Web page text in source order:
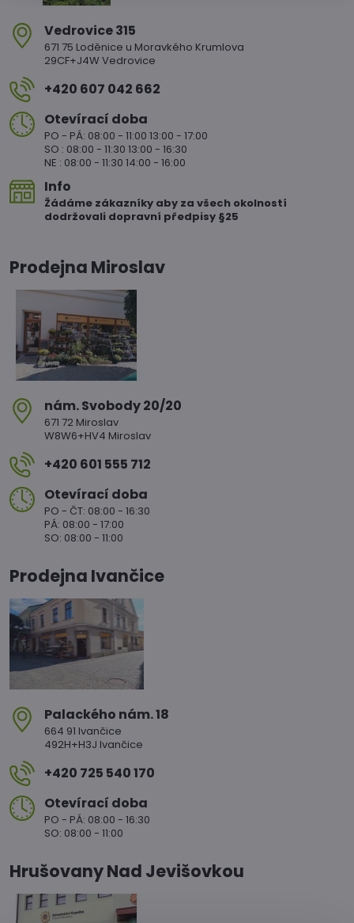
Vedrovice 315
671 75 Loděnice u Moravkého Krumlova
29CF+J4W Vedrovice
+420 607 042 662
Otevírací doba
PO - PÁ: 08:00 - 11:00 13:00 - 17:00
SO : 08:00 - 11:30 13:00 - 16:30
NE : 08:00 - 11:30 14:00 - 16:00
Info
Žádáme zákazníky aby za všech okolností
dodržovali dopravní předpisy §25
Prodejna Miroslav
nám​. Svobody 20/20
671 72 Miroslav
W8W6+HV4 Miroslav
+420 601 555 712
Otevírací doba
PO - ČT: 08:00 - 16:30
PÁ: 08:00 - 17:00
SO: 08:00 - 11:00
Prodejna Ivančice
Palackého nám​. 18
664 91 Ivančice
492H+H3J Ivančice
+420 725 540 170
Otevírací doba
PO - PÁ: 08:00 - 16:30
SO: 08:00 - 11:00
Hrušovany Nad Jevišovkou